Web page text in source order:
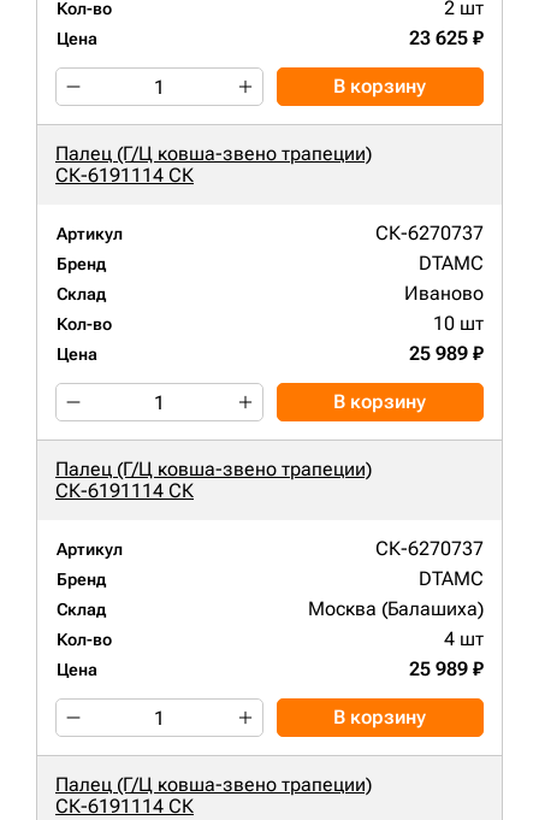
Кол-во 2 шт
Цена 23 625 ₽
В корзину
Палец (Г/Ц ковша-звено трапеции)
СК-6191114 СК
Артикул СК-6270737
Бренд DTAMC
Склад Иваново
Кол-во 10 шт
Цена 25 989 ₽
В корзину
Палец (Г/Ц ковша-звено трапеции)
СК-6191114 СК
Артикул СК-6270737
Бренд DTAMC
Склад Москва (Балашиха)
Кол-во 4 шт
Цена 25 989 ₽
В корзину
Палец (Г/Ц ковша-звено трапеции)
СК-6191114 СК